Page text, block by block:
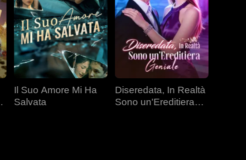
Il Suo Amore Mi Ha
Salvata
Diseredata, In Realtà
Sono un'Ereditiera